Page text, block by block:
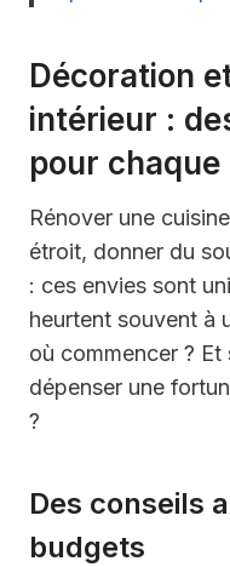
Décoration
intérieur :
pour chaque
Rénover une
étroit, donner du
: ces envies sont
heurtent souvent à
où commencer ?
dépenser une
?
Des conseils
budgets